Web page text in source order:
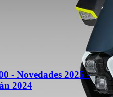
- Novedades 2025 -
2024